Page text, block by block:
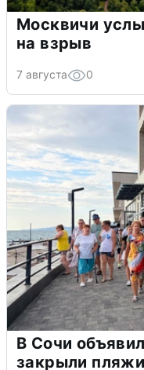
Москвичи
на взрыв
7 августа 0
В Сочи
закрыли пляжи